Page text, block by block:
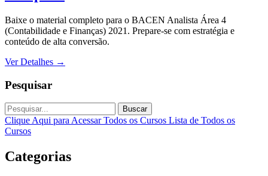
Baixe o material completo para o BACEN Analista Área 4
(Contabilidade e Finanças) 2021. Prepare-se com estratégia e
conteúdo de alta conversão.
Ver Detalhes →
Pesquisar
Buscar
Clique Aqui para Acessar Todos os Cursos Lista de Todos os
Cursos
Categorias